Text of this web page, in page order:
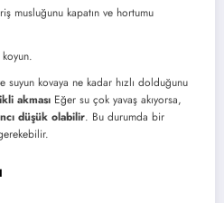
musluğunu kapatın ve hortumu
suyun kovaya ne kadar hızlı dolduğunu
akması Eğer su çok yavaş akıyorsa,
düşük olabilir. Bu durumda bir